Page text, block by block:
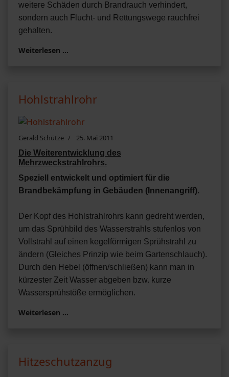
weitere Schäden durch Brandrauch verhindert,
sondern auch Flucht- und Rettungswege rauchfrei
gehalten.
Weiterlesen …
Hohlstrahlrohr
Gerald Schütze 25. Mai 2011
Die Weiterentwicklung des
Mehrzweckstrahlrohrs.
Speziell entwickelt und optimiert für die
Brandbekämpfung in Gebäuden (Innenangriff).
Der Kopf des Hohlstrahlrohrs kann gedreht werden,
um das Sprühbild des Wasserstrahls stufenlos von
Vollstrahl auf einen kegelförmigen Sprühstrahl zu
ändern (Gleiches Prinzip wie beim Gartenschlauch).
Durch den Hebel (öffnen/schließen) kann man in
kürzester Zeit Wasser abgeben bzw. kurze
Wassersprühstöße ermöglichen.
Weiterlesen …
Hitzeschutzanzug